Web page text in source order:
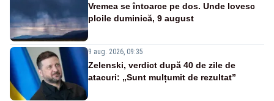
Vremea se întoarce pe dos. Unde lovesc
ploile duminică, 9 august
9 aug. 2026, 09:35
Zelenski, verdict după 40 de zile de
atacuri: „Sunt mulțumit de rezultat”